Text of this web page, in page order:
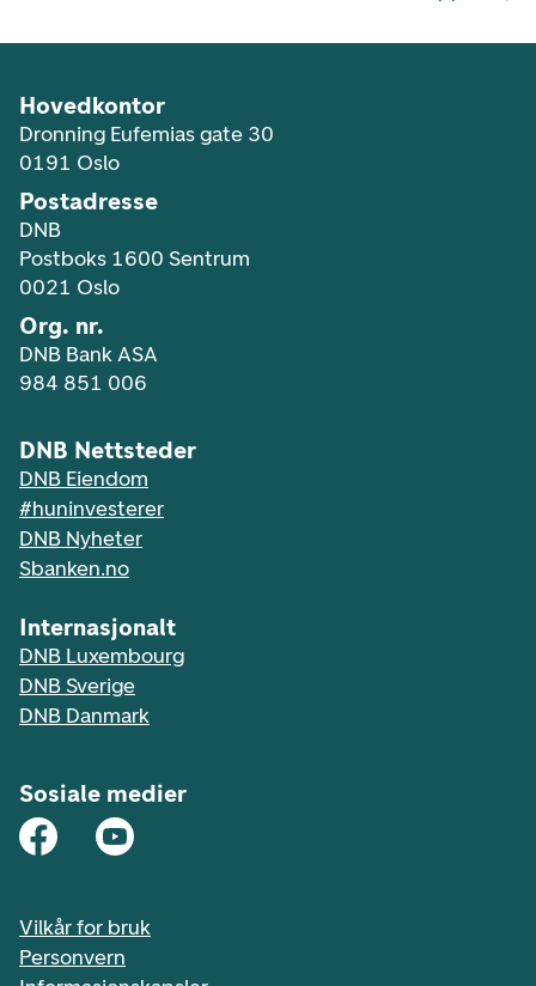
Hovedkontor
Dronning Eufemias gate 30
0191 Oslo
Postadresse
DNB
Postboks 1600 Sentrum
0021 Oslo
Org. nr.
DNB Bank ASA
984 851 006
DNB Nettsteder
DNB Eiendom
#huninvesterer
DNB Nyheter
Sbanken.no
Internasjonalt
DNB Luxembourg
DNB Sverige
DNB Danmark
Sosiale medier
Vilkår for bruk
Personvern